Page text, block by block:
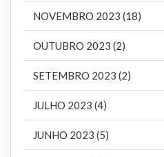
NOVEMBRO 2023 (18)
OUTUBRO 2023 (2)
SETEMBRO 2023 (2)
JULHO 2023 (4)
JUNHO 2023 (5)